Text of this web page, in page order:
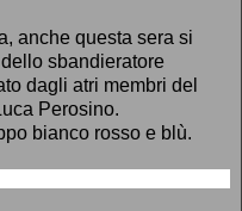
anche questa sera si
sbandieratore
dagli atri membri del
Perosino.
bianco rosso e blù.